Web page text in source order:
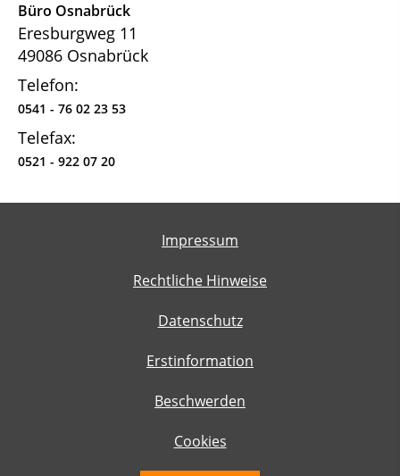
Büro Osnabrück
Eresburgweg 11
49086 Osnabrück
Telefon:
0541 - 76 02 23 53
Telefax:
0521 - 922 07 20
Impressum
Rechtliche Hinweise
Datenschutz
Erstinformation
Beschwerden
Cookies